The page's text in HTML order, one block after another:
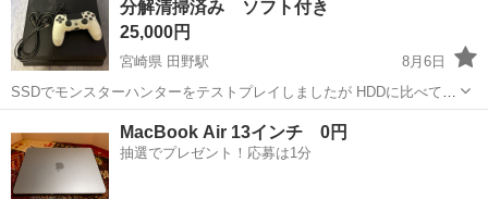
分解清掃済み ソフト付き
25,000円
宮崎県 田野駅
8月6日
SSDでモンスターハンターをテストプレイしましたが HDDに比べて起
動、フィールドに入るまで読み込み速度などがかなり速くなりまし
た。 場面によっては50%以上の短縮になりました。 SONY
PlayStation4 CUH...
テレビゲーム SSD
MacBook Air 13インチ 0円
抽選でプレゼント！応募は1分